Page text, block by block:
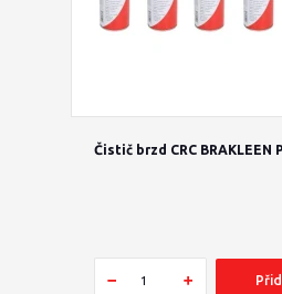
Čistič brzd CRC BRAKLEEN